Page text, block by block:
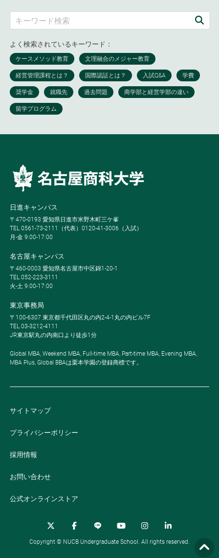
よく検索されているキーワード：
日進キャンパス
〒470-0193 愛知県日進市米野木町三ケ峯
TEL 0561-73-2111（代表）0120-41-3006（入試）
月-金 9:00-17:00
名古屋キャンパス
〒460-0003 愛知県名古屋市中区錦1-20-1
TEL 052-223-3111
火-土 9:00-17:00
東京事務局
〒100-6307 東京都千代田区丸の内2-4-1丸の内ビル7F
TEL 03-3212-4111
JR東京駅丸の内南口より徒歩1分
Global MBA, Weekend MBA, Full-time MBA, Part-time MBA, Evening MBA,
MBA Plus, Global BBAは栗本学園の登録商標です。
サイトマップ
プライバシーポリシー
採用情報
お問い合わせ
公式オンラインストア
Copyright © NUCB Undergraduate School. All rights reserved.